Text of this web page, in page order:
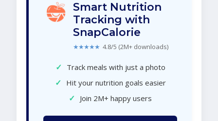
Smart Nutrition
Tracking with
SnapCalorie
★★★★★ 4.8/5 (2M+ downloads)
✓ Track meals with just a photo
✓ Hit your nutrition goals easier
✓ Join 2M+ happy users